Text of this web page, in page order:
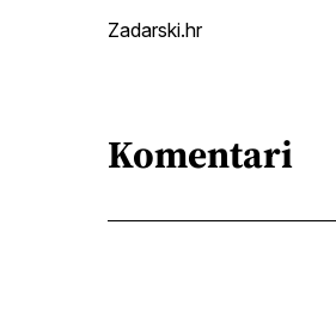
Zadarski.hr
Komentari